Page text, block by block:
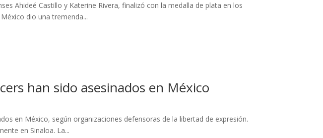
Ahideé Castillo y Katerine Rivera, finalizó con la medalla de plata en los
dio una tremenda...
han sido asesinados en México
en México, según organizaciones defensoras de la libertad de expresión.
en Sinaloa. La...